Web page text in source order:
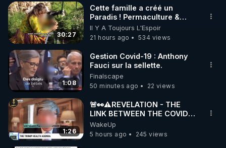
▶ 30 jours gratuit sur l’application de méditation et
de bien-être ENVOL :
Rendez-vous sur https://www.envol.app/code
le code : REGENERE
30:27
Cette famille a créé un
Paradis ! Permaculture &
Autonomie
Il Y A Toujours L'Espoir
21 hours ago
534 views
1:08
Gestion Covid-19 : Anthony
Fauci sur la sellette.
Finalscape
50 minutes ago
22 views
1:26
🚨👀⚠️REVELATION - THE
LINK BETWEEN THE COVID
VACCINE AND CANCER -LIEN
VACCIN COVID ET CANCER
WakeUp
5 hours ago
245 views